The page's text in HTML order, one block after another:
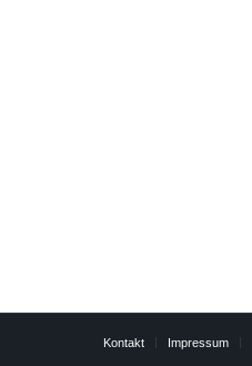
Kontakt Impressum